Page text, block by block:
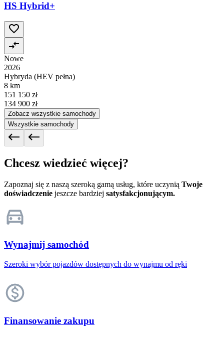
HS Hybrid+
Nowe
2026
Hybryda (HEV pełna)
8 km
151 150 zł
134 900 zł
Zobacz wszystkie samochody
Wszystkie samochody
Chcesz wiedzieć więcej?
Zapoznaj się z naszą szeroką gamą usług, które uczynią Twoje
doświadczenie jeszcze bardziej satysfakcjonującym.
Wynajmij samochód
Szeroki wybór pojazdów dostępnych do wynajmu od ręki
Finansowanie zakupu